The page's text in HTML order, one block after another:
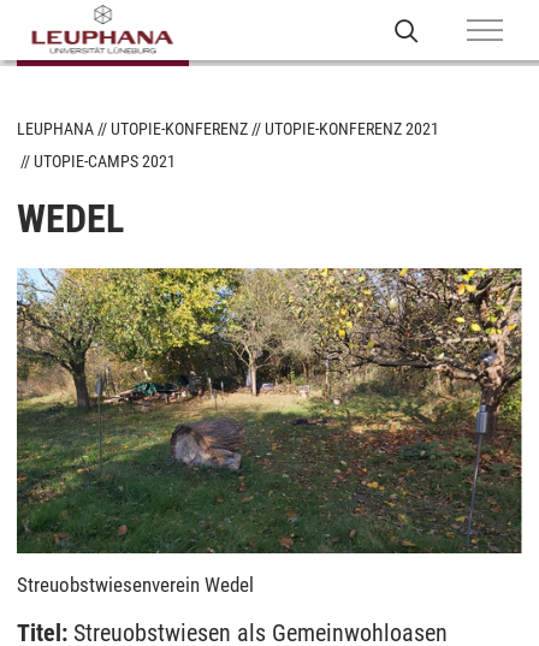
LEUPHANA UTOPIE-KONFERENZ
UTOPIE-KONFERENZ 2021
UTOPIE-CAMPS 2021
WEDEL
Streuobstwiesenverein Wedel
Titel: Streuobstwiesen als Gemeinwohloasen